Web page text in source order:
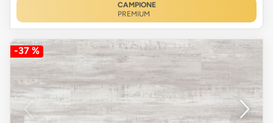
CAMPIONE
PREMIUM
-37 %